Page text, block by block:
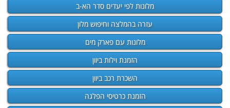
מלונות לפי יעדים סדר הא-ב
עזרה בהמלצה וחיפוש מלון
מלונות עם פארק מים
הזמנת וילות ביוון
השכרת רכב ביוון
הזמנת כרטיסי הפלגה